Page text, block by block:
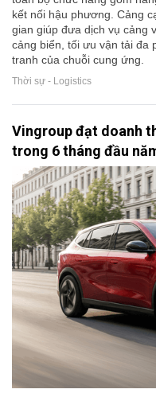
kết nối hậu phương. Cảng
gian giúp đưa dịch vụ cảng
cảng biển, tối ưu vận tải đa
tranh của chuỗi cung ứng.
Thời sự - Logistics
Vingroup đạt doanh
trong 6 tháng đầu